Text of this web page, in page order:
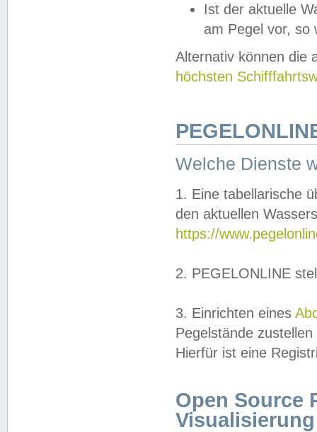
Ist der aktuelle
am Pegel vor,
Alternativ können die
höchsten
Welche Dienste
1. Eine tabellarische
den aktuellen
https://
2. PEGELONLINE
3. Einrichten eines
Pegelstände
Hierfür ist eine
Open Source
Visualisierung